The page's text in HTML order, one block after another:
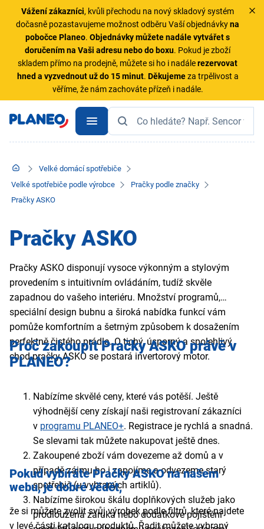
Vážení zákazníci, kvůli přechodu na nový skladový systém
dočasně pozastavujeme možnost odběru Vaší objednávkyna
pobočce Planeo.Objednávky můžete nadále vytvářet s
doručením na Vaši adresu nebo do boxu. Pokud je zboží
skladem přímo na prodejně, můžete si ho i nadálerezervovat
hned a vyzvednout už do 15 minut. Děkujemeza trpělivost a
věříme, že nám zachováte přízeň i nadále.
Velké domácí spotřebiče
Velké spotřebiče podle výrobce
Pračky podle značky
Pračky ASKO
Pračky ASKO
Pračky ASKO disponují vysoce výkonným a stylovým
provedením s intuitivním ovládáním, tudíž skvěle
zapadnou do vašeho interiéru. Množství programů,
speciální design bubnu a široká nabídka funkcí vám
pomůže komfortním a šetrným způsobem k dosažením
perfektně čistého prádla. O tichý, úsporný a spolehlivý
chod pračky ASKO se postará invertorový motor.
Proč zakoupit Pračky ASKO právě v
PLANEO?
Nabízíme skvělé ceny, které vás potěší. Ještě
výhodnější ceny získají naši registrovaní zákazníci
v programu PLANEO+. Registrace je rychlá a snadná.
Se slevami tak můžete nakupovat ještě dnes.
Zakoupené zboží vám dovezeme až domů a v
případě zájmu ho i zapojíme a odvezeme starý
spotřebič (u vybraných artiklů).
Nabízíme širokou škálu doplňkových služeb jako
prodloužená záruka nebo dodatkové pojištění
Pokud vybíráte Pračky ASKO na našem
webu,je dobré vědět,
že si můžete zvolit svůj výrobek podle filtrů, které najdete
v levé části katalogu produktů. Řadit můžete vybraný